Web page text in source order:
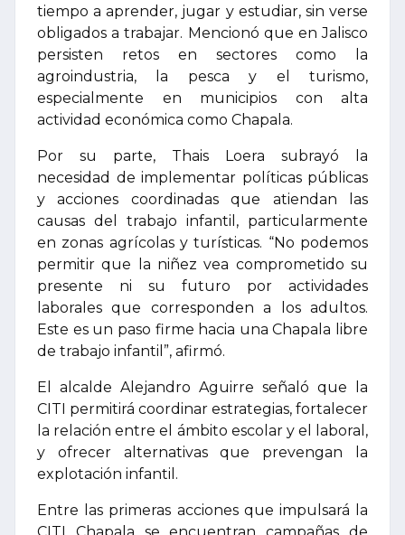
tiempo a aprender, jugar y estudiar, sin verse
obligados a trabajar. Mencionó que en Jalisco
persisten retos en sectores como la
agroindustria, la pesca y el turismo,
especialmente en municipios con alta
actividad económica como Chapala.
Por su parte, Thais Loera subrayó la
necesidad de implementar políticas públicas
y acciones coordinadas que atiendan las
causas del trabajo infantil, particularmente
en zonas agrícolas y turísticas. “No podemos
permitir que la niñez vea comprometido su
presente ni su futuro por actividades
laborales que corresponden a los adultos.
Este es un paso firme hacia una Chapala libre
de trabajo infantil”, afirmó.
El alcalde Alejandro Aguirre señaló que la
CITI permitirá coordinar estrategias, fortalecer
la relación entre el ámbito escolar y el laboral,
y ofrecer alternativas que prevengan la
explotación infantil.
Entre las primeras acciones que impulsará la